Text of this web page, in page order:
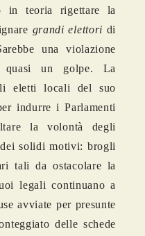
in teoria rigettare la
grandi elettori di
una violazione
quasi un golpe. La
eletti locali del suo
indurre i Parlamenti
la volontà degli
solidi motivi: brogli
tali da ostacolare la
legali continuano a
avviate per presunte
delle schede